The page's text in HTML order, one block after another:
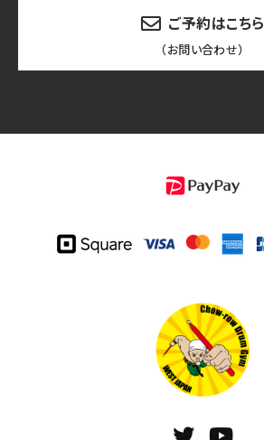
ご予約はこちら
（お問い合わせ）